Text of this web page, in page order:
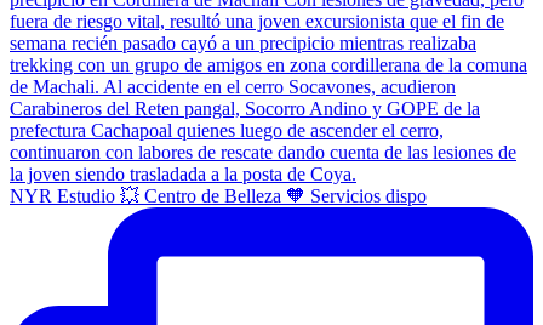
NYR Estudio 💥 Centro de Belleza 🧡 Servicios dispo